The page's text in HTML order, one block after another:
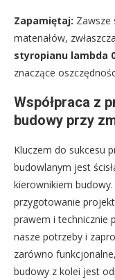
Zapamiętaj: Zawsze
materiałów,
styropianu lambda
znaczące
Współpraca z
budowy przy
Kluczem do sukcesu
budowlanym jest
kierownikiem
przygotowanie
prawem i technicznie
nasze potrzeby i
zarówno
budowy z kolei jest